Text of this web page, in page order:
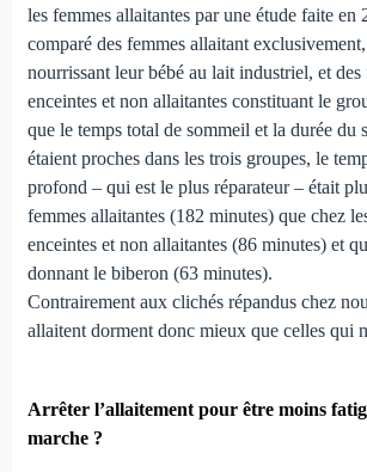
les femmes allaitantes par une étude faite en
comparé des femmes allaitant
nourrissant leur bébé au lait industriel, et des
enceintes et non allaitantes constituant le
que le temps total de sommeil et la durée du
étaient proches dans les trois groupes, le
profond – qui est le plus réparateur – était
femmes allaitantes (182 minutes) que chez
enceintes et non allaitantes (86 minutes) et
donnant le biberon (63 minutes).
Contrairement aux clichés répandus chez
allaitent dorment donc mieux que celles qui
Arrêter l’allaitement pour être moins
marche ?